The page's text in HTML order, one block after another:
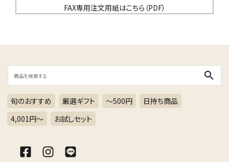
FAX専用注文用紙はこちら（PDF）
search
旬のおすすめ 厳選ギフト ～500円
日持ち商品
4,001円〜
お試しセット